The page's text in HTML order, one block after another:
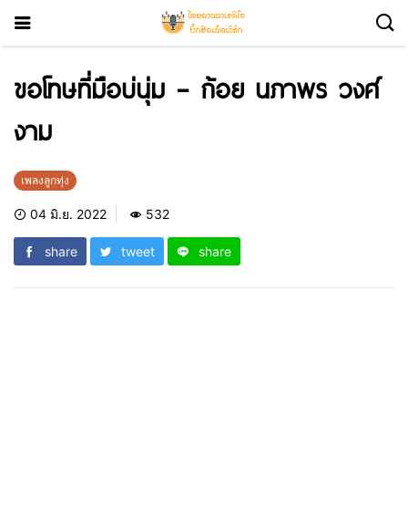
ขอโทษที่มือบ่นุ่ม – ก้อย นภาพร วงศ์
งาม
เพลงลูกทุ่ง
04 มิ.ย. 2022 532
share tweet share